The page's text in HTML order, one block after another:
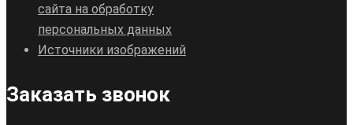
сайта на обработку
персональных данных
Источники изображений
Заказать звонок